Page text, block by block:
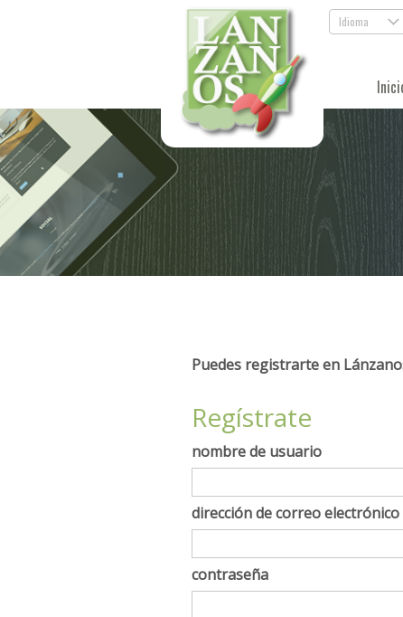
Idioma .
Puedes registrarte en
Regístrate
nombre de usuario
dirección de correo electrónico
contraseña